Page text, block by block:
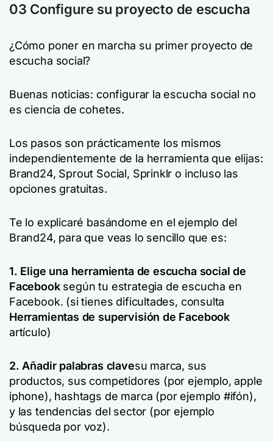
03 Configure su proyecto de escucha
¿Cómo poner en marcha su primer proyecto de
escucha social?
Buenas noticias: configurar la escucha social no
es ciencia de cohetes.
Los pasos son prácticamente los mismos
independientemente de la herramienta que elijas:
Brand24, Sprout Social, Sprinklr o incluso las
opciones gratuitas.
Te lo explicaré basándome en el ejemplo del
Brand24, para que veas lo sencillo que es:
1. Elige una herramienta de escucha social de
Facebooksegún tu estrategia de escucha en
Facebook. (si tienes dificultades, consulta
Herramientas de supervisión de Facebook
artículo)
2. Añadir palabras clavesu marca, sus
productos, sus competidores (por ejemplo,apple
iphone), hashtags de marca (por ejemplo #ifón),
y las tendencias del sector (por ejemplo
búsqueda por voz).